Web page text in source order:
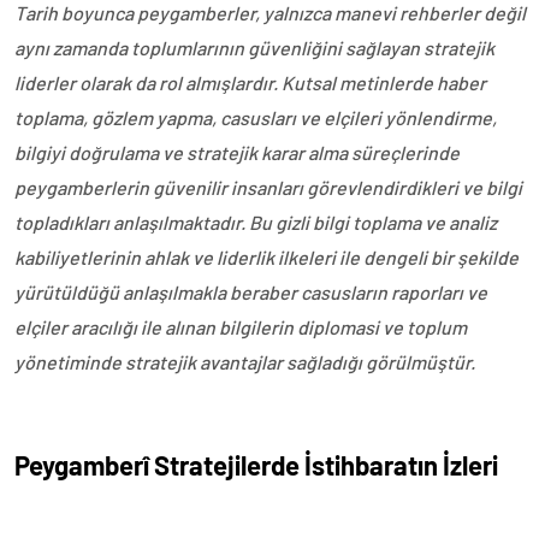
Tarih boyunca peygamberler, yalnızca manevi rehberler değil
aynı zamanda toplumlarının güvenliğini sağlayan stratejik
liderler olarak da rol almışlardır. Kutsal metinlerde haber
toplama, gözlem yapma, casusları ve elçileri yönlendirme,
bilgiyi doğrulama ve stratejik karar alma süreçlerinde
peygamberlerin güvenilir insanları görevlendirdikleri ve bilgi
topladıkları anlaşılmaktadır. Bu gizli bilgi toplama ve analiz
kabiliyetlerinin ahlak ve liderlik ilkeleri ile dengeli bir şekilde
yürütüldüğü anlaşılmakla beraber casusların raporları ve
elçiler aracılığı ile alınan bilgilerin diplomasi ve toplum
yönetiminde stratejik avantajlar sağladığı görülmüştür.
Peygamberî Stratejilerde İstihbaratın İzleri